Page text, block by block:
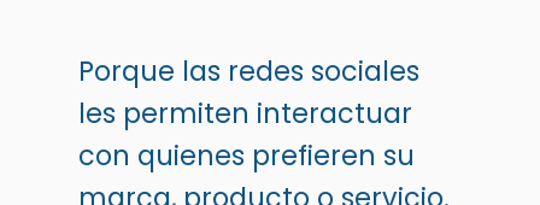
Porque las redes sociales
les permiten interactuar
con quienes prefieren su